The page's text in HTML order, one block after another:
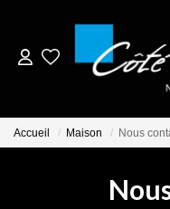
Accueil Maison Nous